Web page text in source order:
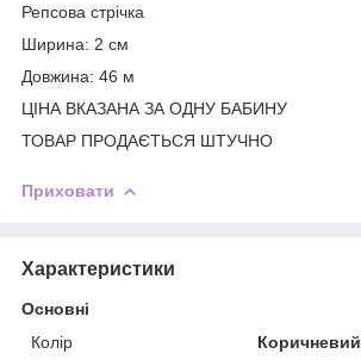
Репсова стрічка
Ширина: 2 см
Довжина: 46 м
ЦІНА ВКАЗАНА ЗА ОДНУ БАБИНУ
ТОВАР ПРОДАЄТЬСЯ ШТУЧНО
Приховати
Характеристики
Основні
Колір
Коричневий